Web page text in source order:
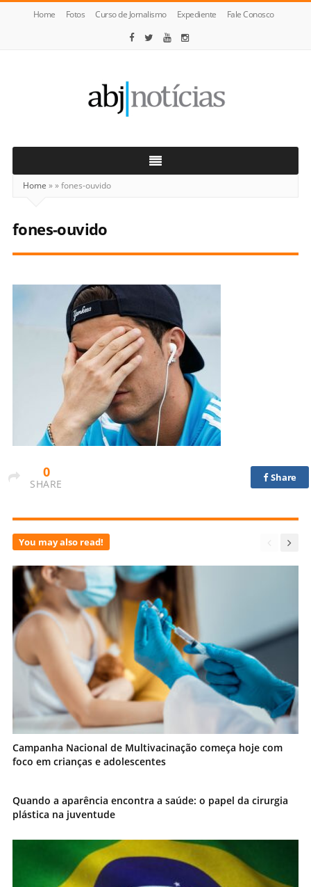
Home Fotos Curso de Jornalismo Expediente Fale Conosco
Notícias
Home »»fones-ouvido
fones-ouvido
0
SHARE
Share
You may also read!
Campanha Nacional de Multivacinação começa hoje com
foco em crianças e adolescentes
Quando a aparência encontra a saúde: o papel da cirurgia
plástica na juventude